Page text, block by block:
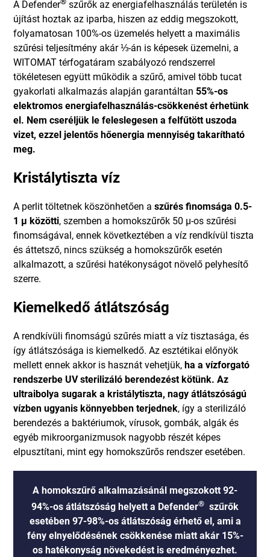
A Defender
szűrők az energiafelhasználás területén is
újítást hoztak az iparba, hiszen az eddig megszokott,
folyamatosan 100%-os üzemelés helyett a maximális
szűrési teljesítmény akár ⅓-án is képesek üzemelni, a
WITOMAT térfogatáram szabályozó rendszerrel
tökéletesen együtt működik a szűrő, amivel több tucat
gyakorlati alkalmazás alapján garantáltan 55%-os
elektromos energiafelhasználás-csökkenést érhetünk
el. Nem cseréljük le feleslegesen a felfűtött uszoda
vizet, ezzel jelentős hőenergia mennyiség takarítható
meg.
Kristálytiszta víz
A perlit töltetnek köszönhetően a szűrés finomsága 0.5-
1 µ közötti, szemben a homokszűrők 50 µ-os szűrési
finomságával, ennek következtében a víz rendkívül tiszta
és áttetsző, nincs szükség a homokszűrők esetén
alkalmazott, a szűrési hatékonyságot növelő pelyhesítő
szerre.
Kiemelkedő átlátszóság
A rendkívüli finomságú szűrés miatt a víz tisztasága, és
így átlátszósága is kiemelkedő. Az esztétikai előnyök
mellett ennek akkor is hasznát vehetjük,ha a vízforgató
rendszerbe UV sterilizáló berendezést kötünk. Az
ultraibolya sugarak a kristálytiszta, nagy átlátszóságú
vízben ugyanis könnyebben terjednek, így a sterilizáló
berendezés a baktériumok, vírusok, gombák, algák és
egyéb mikroorganizmusok nagyobb részét képes
elpusztítani, mint egy homokszűrős rendszer esetében.
A homokszűrő alkalmazásánál megszokott 92-
94%-os átlátszóság helyett a Defender® szűrők
esetében 97-98%-os átlátszóság érhető el, ami a
fény elnyelődésének csökkenése miatt akár 15%-
os hatékonyság növekedést is eredményezhet.